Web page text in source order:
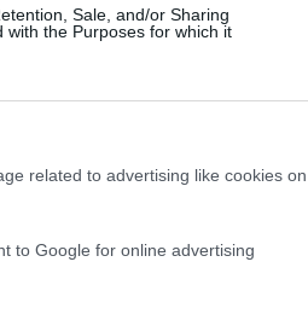
Sale, and/or Sharing
the Purposes for which it
related to advertising like cookies on
to Google for online advertising
mi dava la
12k